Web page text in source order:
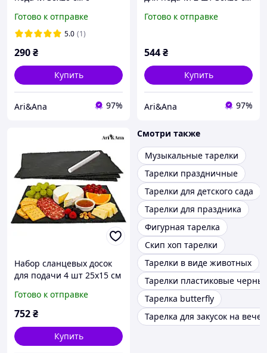
Сланцевое блюдо для
сырной тарелки, суши,
ст
Готово к отправке
5.0 (1)
290₴
Купить
Ari&Ana 97%
надписей | Сланцевые
мясных
Готово к отправке
544₴
Купить
Ari&Ana 97%
Набор сланцевых досок
для подачи 4 шт 25х15 см
надписей | Сланцевые
блюда для сырной
мясных
Готово к отправке
752₴
Купить
Смотри также
Музыкальные тарелки
Тарелки праздничные
Тарелки для детского сада
Тарелки для праздника
Фигурная тарелка
Скип хоп тарелки
Тарелки в виде животных
Тарелки пластиковые
Тарелка butterfly
Тарелка для закусок на